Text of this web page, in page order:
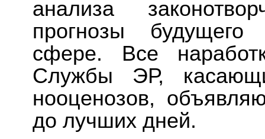
анализа
прогнозы будущего
сфере. Все
Службы ЭР,
нооценозов,
до лучших дней.